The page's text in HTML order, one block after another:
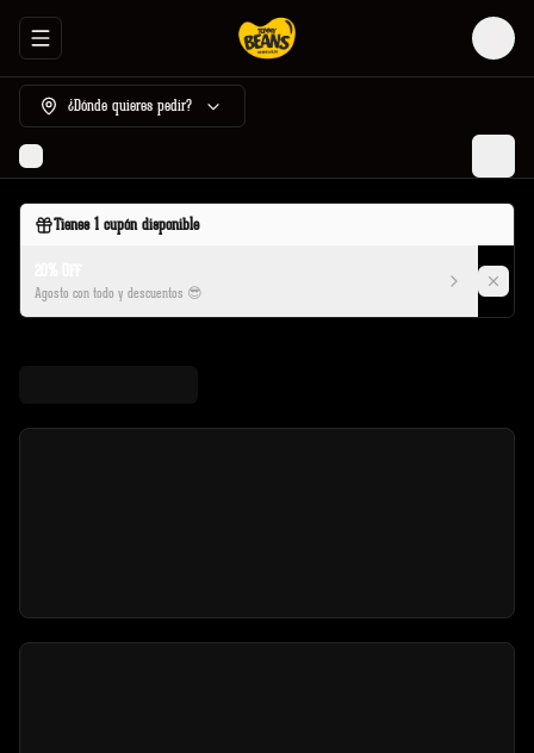
Abrir menu de navegación Login
¿Dónde quieres pedir?
Tienes1 cupón disponible
Agosto con todo y descuentos 😎